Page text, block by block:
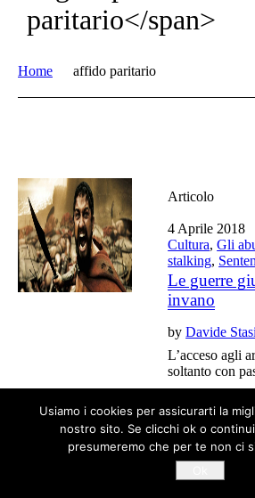
paritario</span>
Home affido paritario
Articolo
4 Aprile 2018
Cultura,Gli
stalking,
Le guerre
invano
byDavide Stasi
L’acceso agli
soltanto con
Tutti gli articoli del blog sono
Usiamo i cookies per assicurarti la
nostro sito. Se clicchi ok o
presumeremo che per te non ci